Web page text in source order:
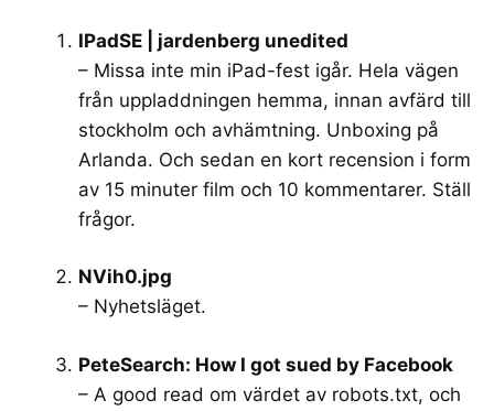
IPadSE | jardenberg unedited
– Missa inte min iPad-fest igår. Hela vägen
från uppladdningen hemma, innan avfärd till
stockholm och avhämtning. Unboxing på
Arlanda. Och sedan en kort recension i form
av 15 minuter film och 10 kommentarer. Ställ
frågor.
NVih0.jpg
– Nyhetsläget.
PeteSearch: How I got sued by Facebook
– A good read om värdet av robots.txt, och